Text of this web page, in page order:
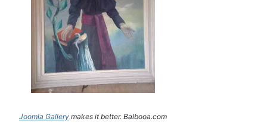
Joomla Gallery makes it better. Balbooa.com